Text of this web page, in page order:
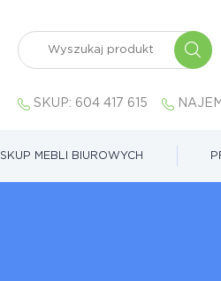
SKUP: 604 417 615
SKUP MEBLI BIUROWYCH